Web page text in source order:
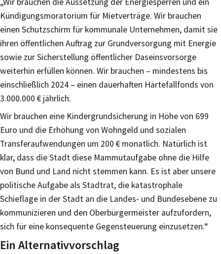
Kündigungsmoratorium für Mietverträge. Wir brauchen
einen Schutzschirm für kommunale Unternehmen, damit sie
ihren öffentlichen Auftrag zur Grundversorgung mit Energie
sowie zur Sicherstellung öffentlicher Daseinsvorsorge
weiterhin erfüllen können. Wir brauchen – mindestens bis
einschließlich 2024 – einen dauerhaften Härtefallfonds von
3.000.000 € jährlich.
Wir brauchen eine Kindergrundsicherung in Höhe von 699
Euro und die Erhöhung von Wohngeld und sozialen
Transferaufwendungen um 200 € monatlich. Natürlich ist
klar, dass die Stadt diese Mammutaufgabe ohne die Hilfe
von Bund und Land nicht stemmen kann. Es ist aber unsere
politische Aufgabe als Stadtrat, die katastrophale
Schieflage in der Stadt an die Landes- und Bundesebene zu
kommunizieren und den Oberbürgermeister aufzufordern,
sich für eine konsequente Gegensteuerung einzusetzen.“
Ein Alternativvorschlag